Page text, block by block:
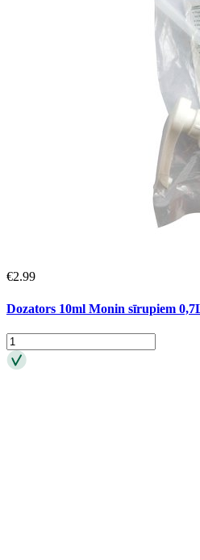
€2.99
Dozators 10ml Monin sīrupiem